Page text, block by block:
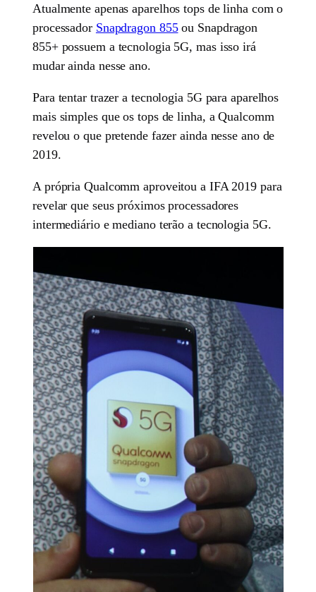
Atualmente apenas aparelhos tops de linha com o
processador Snapdragon 855ou Snapdragon
855+ possuem a tecnologia 5G, mas isso irá
mudar ainda nesse ano.
Para tentar trazer a tecnologia 5G para aparelhos
mais simples que os tops de linha, a Qualcomm
revelou o que pretende fazer ainda nesse ano de
2019.
A própria Qualcomm aproveitou a IFA 2019 para
revelar que seus próximos processadores
intermediário e mediano terão a tecnologia 5G.